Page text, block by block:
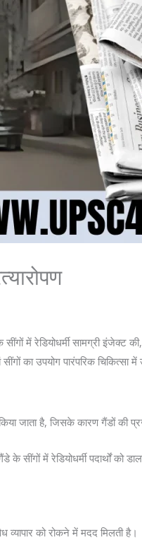
में रेडियोधर्मी सामग्री इंजेक्ट
उपयोग पारंपरिक चिकित्सा में
जाता है, जिसके कारण गैंडों की
में रेडियोधर्मी पदार्थों को
व्यापार को रोकने में मदद मिलती है।